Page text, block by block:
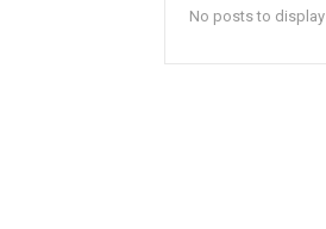
No posts to display